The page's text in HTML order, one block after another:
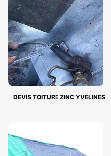
DEVIS TOITURE ZINC YVELINES